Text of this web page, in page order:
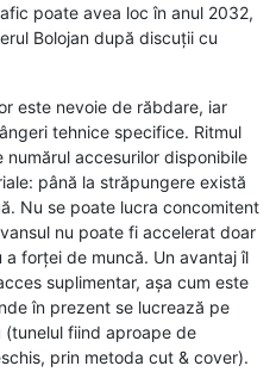
poate avea loc în anul 2032,
Bolojan după discuții cu
este nevoie de răbdare, iar
tehnice specifice. Ritmul
accesurilor disponibile
până la străpungere există
Nu se poate lucra concomitent
nu poate fi accelerat doar
a forței de muncă. Un avantaj îl
suplimentar, așa cum este
în prezent se lucrează pe
fiind aproape de
prin metoda cut & cover).